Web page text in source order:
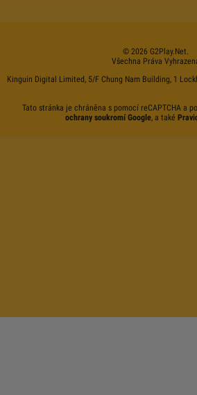
© 2026 G2Play.net.
Všechna Práva
Kinguin Digital Limited, 5/F Chung Nam Building, 1
Tato stránka je chráněna s pomocí reCAPTCHA a
ochrany soukromí Google, a také